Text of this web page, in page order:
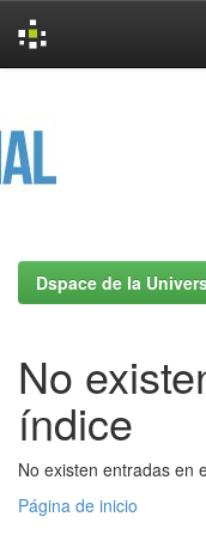
Dspace de la
No
índice
No existen entradas en
Página de inicio